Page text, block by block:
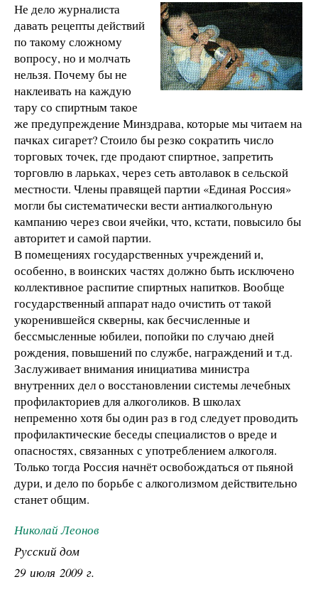
Не дело журналиста
давать рецепты действий
по такому сложному
вопросу, но и молчать
нельзя. Почему бы не
наклеивать на каждую
тару со спиртным такое
же предупреждение Минздрава, которые мы читаем на
пачках сигарет? Стоило бы резко сократить число
торговых точек, где продают спиртное, запретить
торговлю в ларьках, через сеть автолавок в сельской
местности. Члены правящей партии «Единая Россия»
могли бы систематически вести антиалкогольную
кампанию через свои ячейки, что, кстати, повысило бы
авторитет и самой партии.
В помещениях государственных учреждений и,
особенно, в воинских частях должно быть исключено
коллективное распитие спиртных напитков. Вообще
государственный аппарат надо очистить от такой
укоренившейся скверны, как бесчисленные и
бессмысленные юбилеи, попойки по случаю дней
рождения, повышений по службе, награждений и т.д.
Заслуживает внимания инициатива министра
внутренних дел о восстановлении системы лечебных
профилакториев для алкоголиков. В школах
непременно хотя бы один раз в год следует проводить
профилактические беседы специалистов о вреде и
опасностях, связанных с употреблением алкоголя.
Только тогда Россия начнёт освобождаться от пьяной
дури, и дело по борьбе с алкоголизмом действительно
станет общим.
Николай Леонов
Русский дом
29 июля 2009 г.